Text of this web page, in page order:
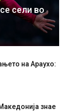
сели во
на Араухо:
знае